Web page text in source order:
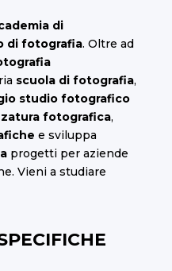
di
di fotografia. Oltre ad
scuola di fotografia,
studio fotografico
fotografica,
e sviluppa
progetti per aziende
Vieni a studiare